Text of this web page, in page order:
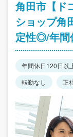
角田市【ド
ショップ角
定性◎/年間
年間休日120日以
転勤なし
正